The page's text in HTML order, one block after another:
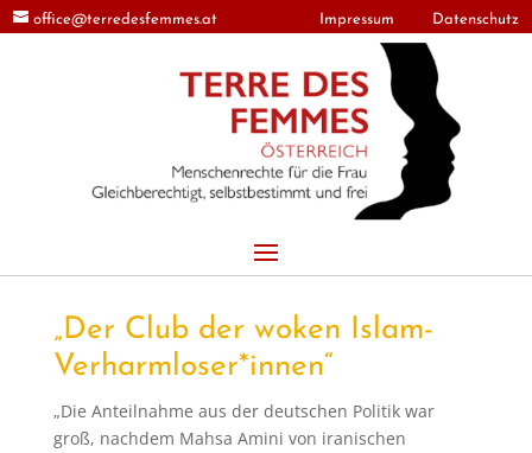
office@terredesfemmes.at Impressum Datenschutz
„Der Club der woken Islam-
Verharmloser*innen“
„Die Anteilnahme aus der deutschen Politik war
groß, nachdem Mahsa Amini von iranischen